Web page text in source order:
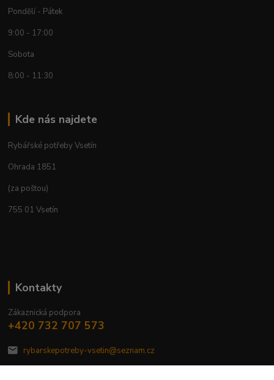
Pondělí - Pátek
9:00 - 17:00
Sobota
8:00 - 11:30
Kde nás najdete
Rybářské potřeby Vsetín
Ohrada 1851
(za poštou)
755 01 Vsetín
Kontakty
Zákaznická podpora
+420 732 707 573
rybarskepotreby-vsetin@seznam.cz